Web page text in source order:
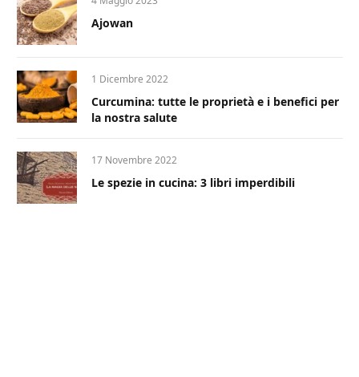
Ajowan
1 Dicembre 2022
Curcumina: tutte le proprietà e i benefici per
la nostra salute
17 Novembre 2022
Le spezie in cucina: 3 libri imperdibili